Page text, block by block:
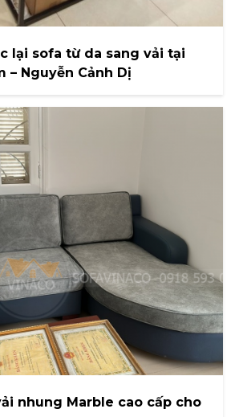
lại sofa từ da sang vải tại
– Nguyễn Cảnh Dị
nhung Marble cao cấp cho